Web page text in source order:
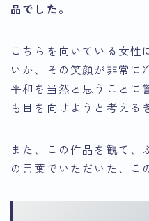
品でした。
こちらを向いている女性
いか、その笑顔が非常に
平和を当然と思うことに
も目を向けようと考える
また、この作品を観て、
の言葉でいただいた、こ